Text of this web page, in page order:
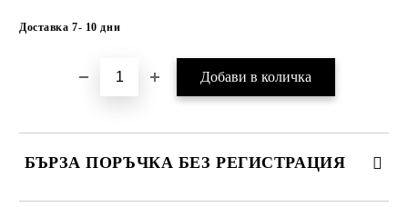
Доставка 7- 10 дни
БЪРЗА ПОРЪЧКА БЕЗ РЕГИСТРАЦИЯ